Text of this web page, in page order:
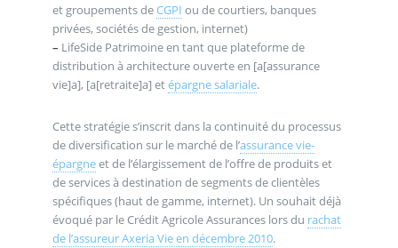
et groupements deCGPI ou de courtiers, banques
privées, sociétés de gestion, internet)
– LifeSide Patrimoine en tant que plateforme de
distribution à architecture ouverte en [a[assurance
vie]a], [a[retraite]a] etépargne salariale.
Cette stratégie s’inscrit dans la continuité du processus
de diversification sur le marché de l’assurance vie-
épargneet de l’élargissement de l’offre de produits et
de services à destination de segments de clientèles
spécifiques (haut de gamme, internet). Un souhait déjà
évoqué par le Crédit Agricole Assurances lors du rachat
de l’assureur Axeria Vie en décembre 2010.